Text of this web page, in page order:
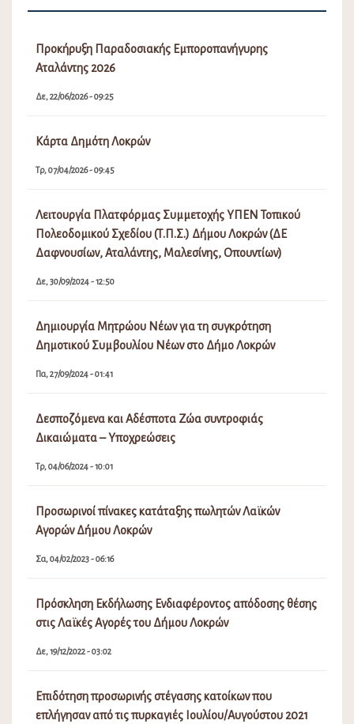
Προκήρυξη Παραδοσιακής Εμποροπανήγυρης
Αταλάντης 2026
Δε, 22/06/2026 - 09:25
Κάρτα Δημότη Λοκρών
Τρ, 07/04/2026 - 09:45
Λειτουργία Πλατφόρμας Συμμετοχής ΥΠΕΝ Τοπικού
Πολεοδομικού Σχεδίου (Τ.Π.Σ.) Δήμου Λοκρών (ΔΕ
Δαφνουσίων, Αταλάντης, Μαλεσίνης, Οπουντίων)
Δε, 30/09/2024 - 12:50
Δημιουργία Μητρώου Νέων για τη συγκρότηση
Δημοτικού Συμβουλίου Νέων στο Δήμο Λοκρών
Πα, 27/09/2024 - 01:41
Δεσποζόμενα και Αδέσποτα Ζώα συντροφιάς
Δικαιώματα – Υποχρεώσεις
Τρ, 04/06/2024 - 10:01
Προσωρινοί πίνακες κατάταξης πωλητών Λαϊκών
Αγορών Δήμου Λοκρών
Σα, 04/02/2023 - 06:16
Πρόσκληση Εκδήλωσης Ενδιαφέροντος απόδοσης θέσης
στις Λαϊκές Αγορές του Δήμου Λοκρών
Δε, 19/12/2022 - 03:02
Επιδότηση προσωρινής στέγασης κατοίκων που
επλήγησαν από τις πυρκαγιές Ιουλίου/Αυγούστου 2021